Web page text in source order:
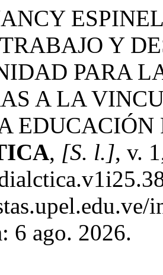
Y
PARA
A LA
, [S. l.], v.
6 ago. 2026.